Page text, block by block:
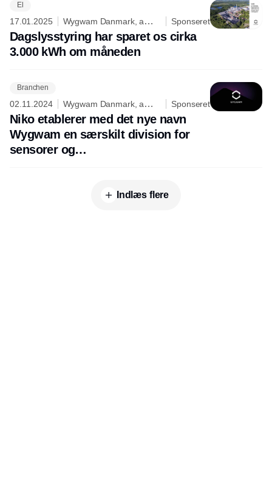
El
17.01.2025
Wygwam Danmark, a
division of Niko
Sponseret
Dagslysstyring har sparet os cirka
3.000 kWh om måneden
Branchen
02.11.2024
Wygwam Danmark, a
division of Niko
Sponseret
Niko etablerer med det nye navn
Wygwam en særskilt division for
sensorer og
Indlæs flere